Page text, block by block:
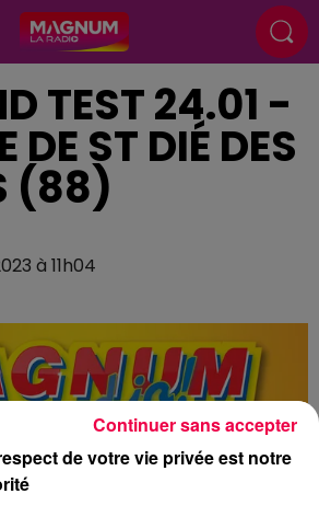
TEST 24.01 -
DE ST DIÉ DES
(88)
à 11h04
de votre vie privée est notre
Continuer sans accepter